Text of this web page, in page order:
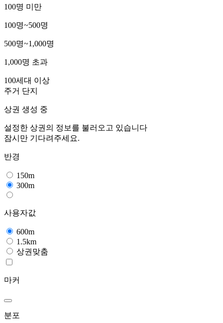
100명 미만
100명~500명
500명~1,000명
1,000명 초과
100세대 이상
주거 단지
상권 생성 중
설정한 상권의 정보를 불러오고 있습니다
잠시만 기다려주세요.
반경
150m
300m
사용자값
600m
1.5km
상권맞춤
마커
분포